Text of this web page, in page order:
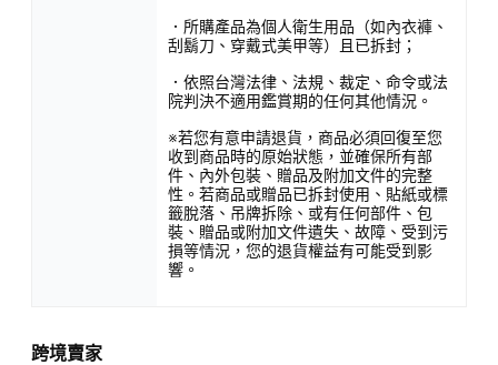
．所購產品為個人衛生用品（如內衣褲、
刮鬍刀、穿戴式美甲等）且已拆封；
．依照台灣法律、法規、裁定、命令或法
院判決不適用鑑賞期的任何其他情況。
※若您有意申請退貨，商品必須回復至您
收到商品時的原始狀態，並確保所有部
件、內外包裝、贈品及附加文件的完整
性。若商品或贈品已拆封使用、貼紙或標
籤脫落、吊牌拆除、或有任何部件、包
裝、贈品或附加文件遺失、故障、受到污
損等情況，您的退貨權益有可能受到影
響。
跨境賣家